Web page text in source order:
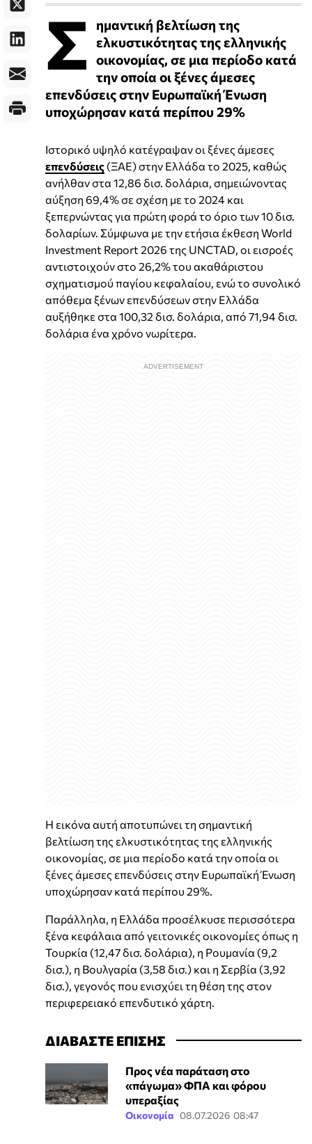
Σ
ημαντική βελτίωση της
ελκυστικότητας της ελληνικής
οικονομίας, σε μια περίοδο κατά
την οποία οι ξένες άμεσες
επενδύσεις στην Ευρωπαϊκή Ένωση
υποχώρησαν κατά περίπου 29%
Ιστορικό υψηλό κατέγραψαν οι ξένες άμεσες
επενδύσεις (ΞΑΕ) στην Ελλάδα το 2025, καθώς
ανήλθαν στα 12,86 δισ. δολάρια, σημειώνοντας
αύξηση 69,4% σε σχέση με το 2024 και
ξεπερνώντας για πρώτη φορά το όριο των 10 δισ.
δολαρίων. Σύμφωνα με την ετήσια έκθεση World
Investment Report 2026 της UNCTAD, οι εισροές
αντιστοιχούν στο 26,2% του ακαθάριστου
σχηματισμού παγίου κεφαλαίου, ενώ το συνολικό
απόθεμα ξένων επενδύσεων στην Ελλάδα
αυξήθηκε στα 100,32 δισ. δολάρια, από 71,94 δισ.
δολάρια ένα χρόνο νωρίτερα.
Η εικόνα αυτή αποτυπώνει τη σημαντική
βελτίωση της ελκυστικότητας της ελληνικής
οικονομίας, σε μια περίοδο κατά την οποία οι
ξένες άμεσες επενδύσεις στην Ευρωπαϊκή Ένωση
υποχώρησαν κατά περίπου 29%.
Παράλληλα, η Ελλάδα προσέλκυσε περισσότερα
ξένα κεφάλαια από γειτονικές οικονομίες όπως η
Τουρκία (12,47 δισ. δολάρια), η Ρουμανία (9,2
δισ.), η Βουλγαρία (3,58 δισ.) και η Σερβία (3,92
δισ.), γεγονός που ενισχύει τη θέση της στον
περιφερειακό επενδυτικό χάρτη.
ΔΙΑΒΑΣΤΕ ΕΠΙΣΗΣ
Προς νέα παράταση στο
«πάγωμα» ΦΠΑ και φόρου
υπεραξίας
Οικονομία 08.07.2026 08:47